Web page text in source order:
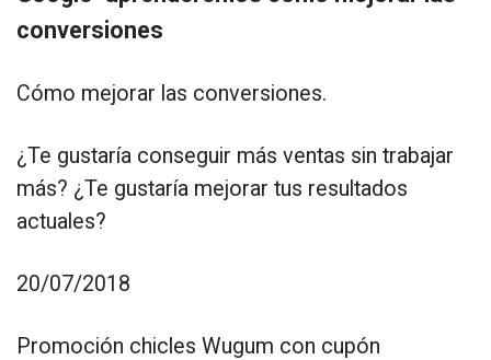
conversiones
Cómo mejorar las conversiones.
¿Te gustaría conseguir más ventas sin trabajar
más? ¿Te gustaría mejorar tus resultados
actuales?
20/07/2018
Promoción chicles Wugum con cupón